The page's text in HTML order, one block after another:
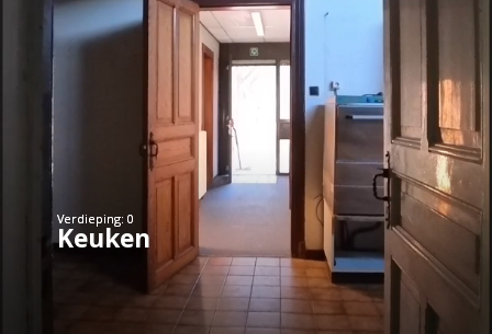
Verdieping: 0
Verdieping: 0
Keuken